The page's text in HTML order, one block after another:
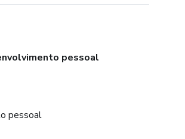
pessoal
pessoal